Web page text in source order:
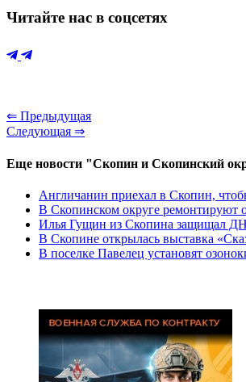
Читайте нас в соцсетях
⇐ Предыдущая
Следующая ⇒
Еще новости "Скопин и Скопинский
Англичанин приехал в Скопин,
В Скопинском округе ремонтируют
Илья Гущин из Скопина защищал
В Скопине открылась выставка
В поселке Павелец установят